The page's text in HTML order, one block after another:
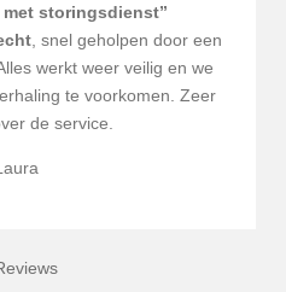
met storingsdienst”
, snel geholpen door een
werkt weer veilig en we
te voorkomen. Zeer
de service.